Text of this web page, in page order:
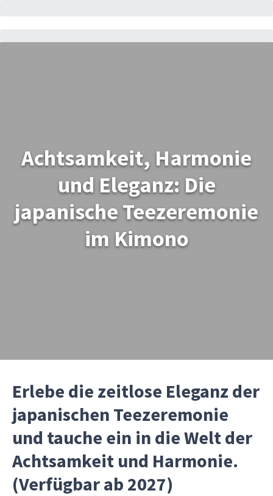
Achtsamkeit, Harmonie
und Eleganz: Die
japanische Teezeremonie
im Kimono
Erlebe die zeitlose Eleganz der
japanischen Teezeremonie
und tauche ein in die Welt der
Achtsamkeit und Harmonie.
(Verfügbar ab 2027)